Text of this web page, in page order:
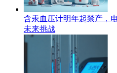
含汞血压计明年起禁产，
未来挑战